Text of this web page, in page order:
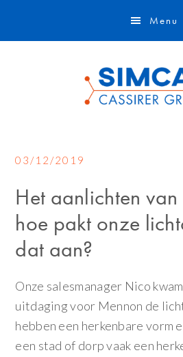
Menu
03/12/2019
Het aanlichten van
hoe pakt onze
dat aan?
Onze salesmanager Nico
uitdaging voor Mennon de
hebben een herkenbare vorm
een stad of dorp vaak een